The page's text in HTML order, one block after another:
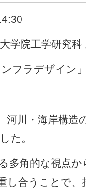
学院工学研究
フラデザイン
河川・海岸構造
た。
多角的な視点
し合うことで